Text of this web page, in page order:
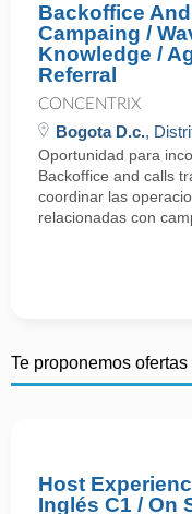
Backoffice And
Campaing /
Knowledge /
Referral
CONCENTRIX
Bogota D.c.,
Oportunidad para
Backoffice and calls
coordinar las
relacionadas con
Te proponemos
Host
Inglés C1 / On